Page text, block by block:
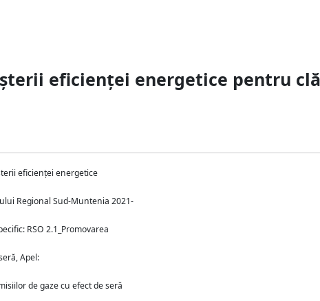
eficienței energetice pentru
eficienței energetice
Regional Sud-Muntenia 2021-
RSO 2.1_Promovarea
Apel:
de gaze cu efect de seră